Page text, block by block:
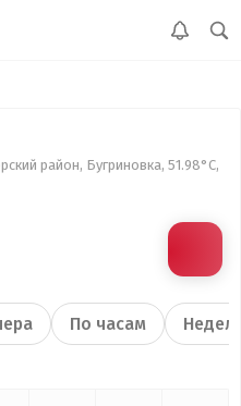
район, Бугриновка, 51.98°С,
По часам